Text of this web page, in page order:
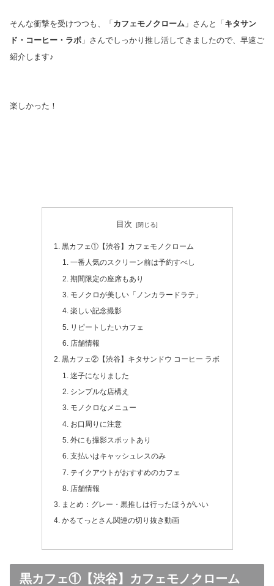
そんな衝撃を受けつつも、「カフェモノクローム 」さんと「キタサン
ド・コーヒー・ラボ 」さんでしっかり推し活してきましたので、早速ご
紹介します♪
楽しかった！
目次
黒カフェ①【渋谷】カフェモノクローム
一番人気のスクリーン前は予約すべし
期間限定の座席もあり
モノクロが美しい「ノンカラードラテ」
楽しい記念撮影
リピートしたいカフェ
店舗情報
黒カフェ②【渋谷】キタサンドウ コーヒー ラボ
迷子になりました
シンプルな店構え
モノクロなメニュー
お口周りに注意
外にも撮影スポットあり
支払いはキャッシュレスのみ
テイクアウトがおすすめのカフェ
店舗情報
まとめ：グレー・黒推しは行ったほうがいい
かるてっとさん関連の切り抜き動画
黒カフェ①【渋谷】カフェモノクローム